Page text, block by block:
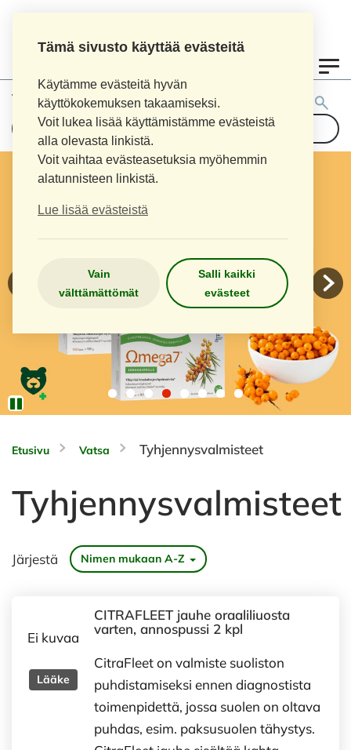
Tämä sivusto käyttää evästeitä
Käytämme evästeitä hyvän
käyttökokemuksen takaamiseksi.
Voit lukea lisää käyttämistämme evästeistä
alla olevasta linkistä.
Voit vaihtaa evästeasetuksia myöhemmin
alatunnisteen linkistä.
Lue lisää evästeistä
Vain
välttämättömät
Salli kaikki
evästeet
Tuotehaku:
Etusivu Vatsa Tyhjennysvalmisteet
Tyhjennysvalmisteet
Järjestä Nimen mukaan A-Z
Ei kuvaa
Lääke
CITRAFLEET jauhe oraaliliuosta
varten, annospussi 2 kpl
CitraFleet on valmiste suoliston
puhdistamiseksi ennen diagnostista
toimenpidettä, jossa suolen on oltava
puhdas, esim. paksusuolen tähystys.